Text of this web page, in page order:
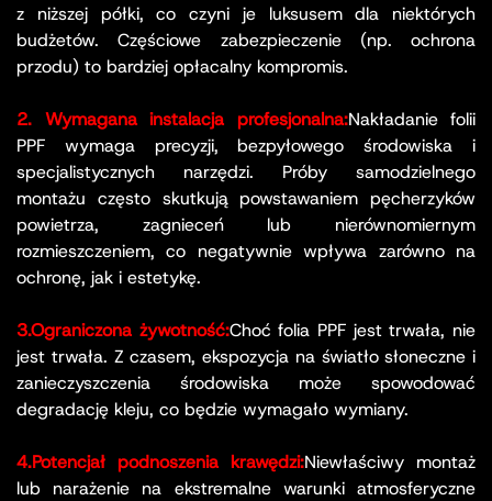
z niższej półki, co czyni je luksusem dla niektórych
budżetów. Częściowe zabezpieczenie (np. ochrona
przodu) to bardziej opłacalny kompromis.
2. Wymagana instalacja profesjonalna:Nakładanie folii
PPF wymaga precyzji, bezpyłowego środowiska i
specjalistycznych narzędzi. Próby samodzielnego
montażu często skutkują powstawaniem pęcherzyków
powietrza, zagnieceń lub nierównomiernym
rozmieszczeniem, co negatywnie wpływa zarówno na
ochronę, jak i estetykę.
3.Ograniczona żywotność:Choć folia PPF jest trwała, nie
jest trwała. Z czasem, ekspozycja na światło słoneczne i
zanieczyszczenia środowiska może spowodować
degradację kleju, co będzie wymagało wymiany.
4.Potencjał podnoszenia krawędzi:Niewłaściwy montaż
lub narażenie na ekstremalne warunki atmosferyczne